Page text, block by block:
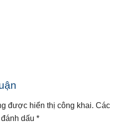
được hiển thị công khai. Các
dấu*